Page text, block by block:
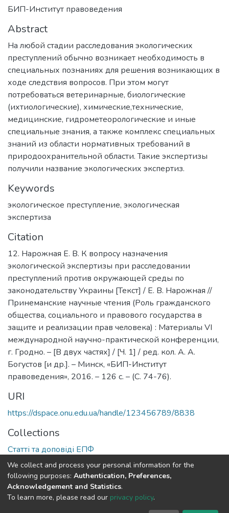
БИП-Институт правоведения
Abstract
На любой стадии расследования экологических
преступлений обычно возникает необходимость в
специальных познаниях для решения возникающих в
ходе следствия вопросов. При этом могут
потребоваться ветеринарные, биологические
(ихтиологические), химические,технические,
медицинские, гидрометеорологические и иные
специальные знания, а также комплекс специальных
знаний из области нормативных требований в
природоохранительной области. Такие экспертизы
получили название экологических экспертиз.
Keywords
экологическое преступление, экологическая
экспертиза
Citation
12. Нарожная Е. В. К вопросу назначения
экологической экспертизы при расследовании
преступлений против окружающей среды по
законодательству Украины [Текст] / Е. В. Нарожная //
Принеманские научные чтения (Роль гражданского
общества, социального и правового государства в
защите и реализации прав человека) : Материалы VI
международной научно-практической конференции,
г. Гродно. – [В двух частях] / [Ч. 1] / ред. кол. А. А.
Богустов [и др.]. – Минск, «БИП-Институт
правоведения», 2016. – 126 с. – (С. 74-76).
URI
https://dspace.onu.edu.ua/handle/123456789/8838
Collections
Статті та доповіді ЕПФ
Full item page
DSpace software copyright © 2009-2026
We collect and process your personal information for the
following purposes: Authentication, Preferences,
Acknowledgement and Statistics.
To learn more, please read our privacy policy.